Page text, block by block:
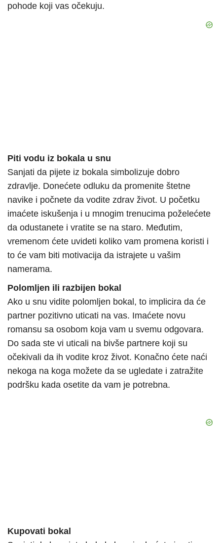
pohode koji vas očekuju.
Piti vodu iz bokala u snu
Sanjati da pijete iz bokala simbolizuje dobro
zdravlje. Donećete odluku da promenite štetne
navike i počnete da vodite zdrav život. U početku
imaćete iskušenja i u mnogim trenucima poželećete
da odustanete i vratite se na staro. Međutim,
vremenom ćete uvideti koliko vam promena koristi i
to će vam biti motivacija da istrajete u vašim
namerama.
Polomljen ili razbijen bokal
Ako u snu vidite polomljen bokal, to implicira da će
partner pozitivno uticati na vas. Imaćete novu
romansu sa osobom koja vam u svemu odgovara.
Do sada ste vi uticali na bivše partnere koji su
očekivali da ih vodite kroz život. Konačno ćete naći
nekoga na koga možete da se ugledate i zatražite
podršku kada osetite da vam je potrebna.
Kupovati bokal